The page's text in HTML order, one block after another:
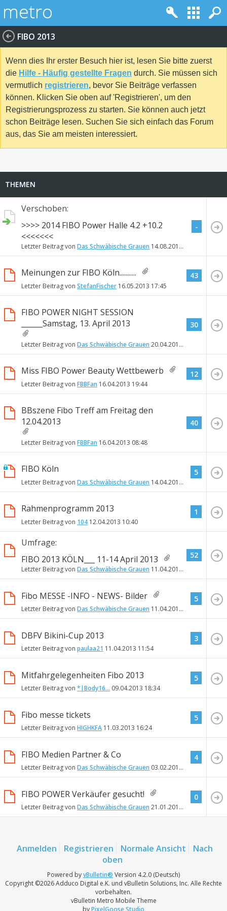
FIBO 2013
Wenn dies Ihr erster Besuch hier ist, lesen Sie bitte zuerst
die Hilfe - Häufig gestellte Fragen durch. Sie müssen sich
vermutlich registrieren, bevor Sie Beiträge verfassen
können. Klicken Sie oben auf 'Registrieren', um den
Registrierungsprozess zu starten. Sie können auch jetzt
schon Beiträge lesen. Suchen Sie sich einfach das Forum
aus, das Sie am meisten interessiert.
THEMEN
Verschoben:
>>>> 2014 FIBO Power Halle 4.2 +10.2
<<<<<<<
Letzter Beitrag von Das Schwäbische Grauen 14.08.2013
-
Meinungen zur FIBO Köln...........
Letzter Beitrag von StefanFischer 16.05.2013 17:45
43
FIBO POWER NIGHT SESSION
______Samstag, 13. April 2013
Letzter Beitrag von Das Schwäbische Grauen 20.04.2013
30
Miss FIBO Power Beauty Wettbewerb
Letzter Beitrag von FBBFan 16.04.2013 19:44
12
BBszene Fibo Treff am Freitag den
12.04.2013
Letzter Beitrag von FBBFan 16.04.2013 08:48
40
FIBO Köln
Letzter Beitrag von Das Schwäbische Grauen 14.04.2013
5
Rahmenprogramm 2013
Letzter Beitrag von 104 12.04.2013 10:40
1
Umfrage:
FIBO 2013 KÖLN___ 11-14 April 2013
Letzter Beitrag von Das Schwäbische Grauen 11.04.2013
52
Fibo MESSE -INFO - NEWS- Bilder
Letzter Beitrag von Das Schwäbische Grauen 11.04.2013
5
DBFV Bikini-Cup 2013
Letzter Beitrag von paulaa21 11.04.2013 11:54
3
Mitfahrgelegenheiten Fibo 2013
Letzter Beitrag von *|Body16... 09.04.2013 18:34
5
Fibo messe tickets
Letzter Beitrag von HIGHKFA 11.03.2013 16:24
5
FIBO Medien Partner & Co
Letzter Beitrag von Das Schwäbische Grauen 03.02.2013
4
FIBO POWER Verkäufer gesucht!
Letzter Beitrag von Das Schwäbische Grauen 21.01.2013
0
Anmelden Registrieren Normale Ansicht
Nach
oben
Powered byvBulletin® Version 4.2.0 (Deutsch)
Copyright ©2026 Adduco Digital e.K. und vBulletin Solutions, Inc. Alle Rechte
vorbehalten.
vBulletin Metro Mobile Theme